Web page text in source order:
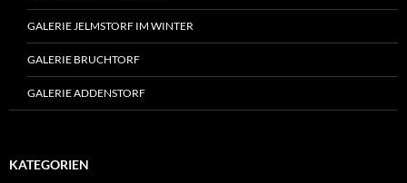
GALERIE JELMSTORF IM WINTER
GALERIE BRUCHTORF
GALERIE ADDENSTORF
KATEGORIEN